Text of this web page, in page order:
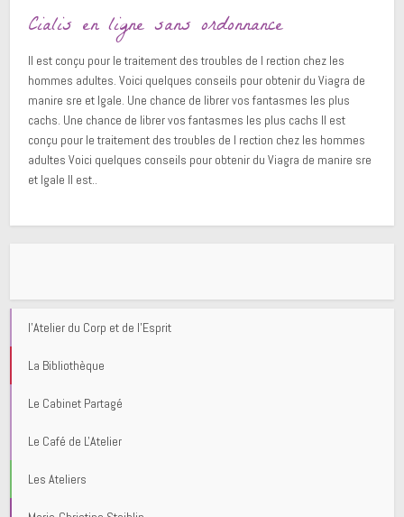
Cialis en ligne sans ordonnance
Il est conçu pour le traitement des troubles de l rection chez les
hommes adultes. Voici quelques conseils pour obtenir du Viagra de
manire sre et lgale. Une chance de librer vos fantasmes les plus
cachs. Une chance de librer vos fantasmes les plus cachs Il est
conçu pour le traitement des troubles de l rection chez les hommes
adultes Voici quelques conseils pour obtenir du Viagra de manire sre
et lgale Il est..
l'Atelier du Corp et de l'Esprit
La Bibliothèque
Le Cabinet Partagé
Le Café de L'Atelier
Les Ateliers